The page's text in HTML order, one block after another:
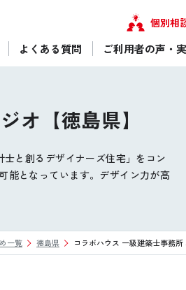
個別相
よくある質問 ご利用者の声・
オ【徳島県】
と創るデザイナーズ住宅」をコン
能となっています。デザイン力が高
一覧 徳島県 コラボハウス 一級建築士事務所